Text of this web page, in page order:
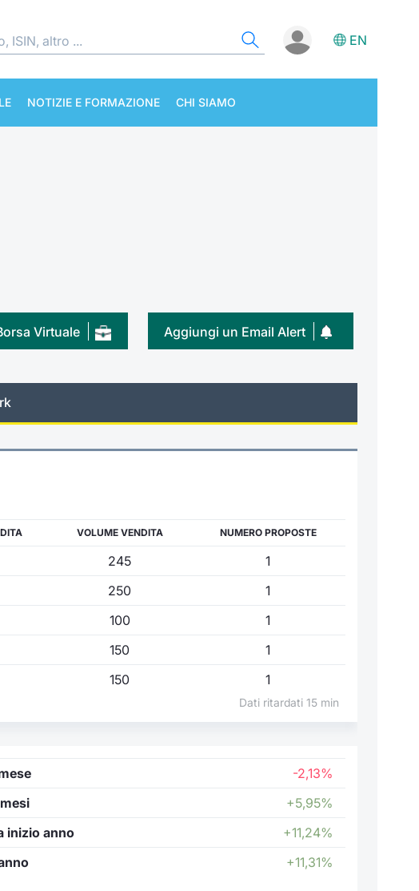
EN
NOTIZIE E FORMAZIONE CHI SIAMO
Aggiungi un Email Alert
Virtuale
VOLUME VENDITA NUMERO PROPOSTE
245
1
250
1
100
1
150
1
150 1
Dati ritardati 15 min
-2,13%
+5,95%
inizio anno
+11,24%
+11,31%